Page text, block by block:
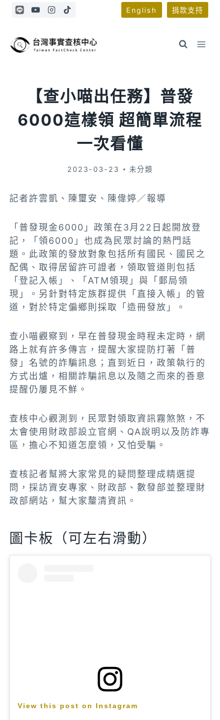
Skip
English 捐款支持
【查小喵出任務】普發
6000這樣領 超簡單流程
一次看懂
2023-03-23 未分類
記者許雲凱、陳璽安、陳偉婷／報導
「普發現金6000」政策在3月22日起開放登
記，「領6000」也成為民眾討論的熱門話
題。此政策的發放對象包括所有國民、國民之
配偶、取得居留許可證者，領取管道則包括
「登記入帳」、「ATM領現」與「郵局領
現」。另針對特定族群提供「直接入帳」的管
道，對於特定偏鄉則採取「造冊發放」。
查小喵觀察到，早在普發現金時程未定時，網
路上就有許多傳言，提醒大家提防打著「普
發」名號的詐騙訊息；直到近日，政策執行的
方式出爐，相關詐騙訊息以及隨之而來的善意
提醒仍屢見不鮮。
查核中心觀測到，民眾對領取資訊霧煞煞，不
太會使用財政部設立官網、QA說明以及防詐專
區，擔心不知道怎麼領，又怕受騙。
查核記者幫將大家常見的疑問整理成精選提
問，採訪資安專家、財政部、數發部並整理財
政部網站，幫大家釐清資訊。
圖卡板（可左右滑動）
View this post on Instagram